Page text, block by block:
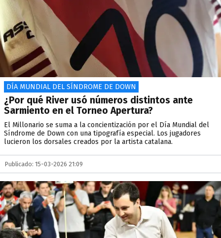
DÍA MUNDIAL DEL SÍNDROME DE DOWN
¿Por qué River usó números distintos ante
Sarmiento en el Torneo Apertura?
El Millonario se suma a la concientización por el Día Mundial del
Síndrome de Down con una tipografía especial. Los jugadores
lucieron los dorsales creados por la artista catalana.
Publicado: 15-03-2026 21:09